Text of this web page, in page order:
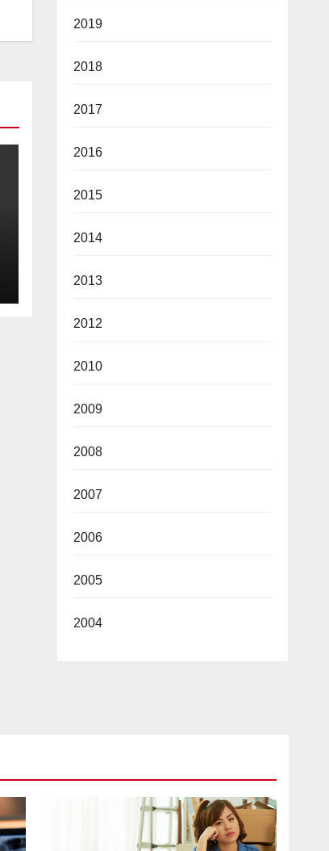
2019
2018
2017
2016
2015
2014
2013
2012
2010
2009
2008
2007
2006
2005
2004